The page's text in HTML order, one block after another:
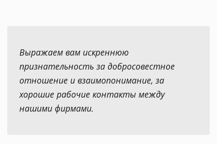
Выражаем вам искреннюю
признательность за добросовестное
отношение и взаимопонимание, за
хорошие рабочие контакты между
нашими фирмами.